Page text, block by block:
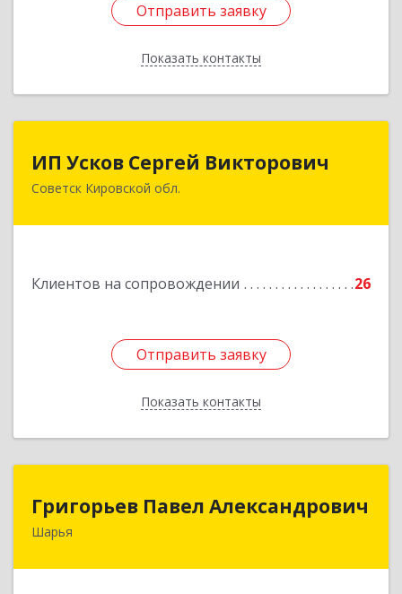
Отправить заявку
Показать контакты
Отправить заявку
Назад
ИП Усков Сергей Викторович
Советск Кировской обл.
Клиентов на сопровождении 26
Отправить заявку
Показать контакты
ИП Усков Сергей Викторович
613340, Кировская обл, Советск г, Дружбы ул,
Отправить заявку
Назад
Григорьев Павел Александрович
Шарья157505, Костромская область, город Шарья,